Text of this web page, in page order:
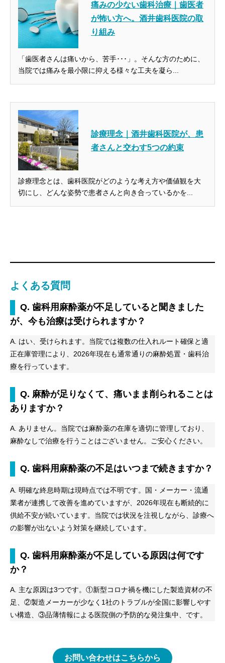
痛みの少ない歯科治療｜歯医者
が怖い方へ。酒井歯科医院の取
り組み
「歯医者さんは痛いから、苦手･･･」。そんな方のために、
当院では痛みを最小限に抑える様々な工夫を凝ら...
診療理念｜酒井歯科医院が、患
者さんと交わす5つの約束
診療理念とは、歯科医院がどのような考え方や価値観を大
切にし、どんな姿勢で患者さんと向き合っているかを...
よくある質問
Q. 歯科用麻酔薬が不足していると聞きました
が、今も治療は受けられますか？
A. はい、受けられます。当院では複数の仕入れルート確保と適
正在庫管理により、2026年現在も通常通りの麻酔処置・歯科治
療を行っています。
Q. 麻酔が足りなくて、痛いまま削られることは
ありますか？
A. ありません。当院では麻酔薬の在庫を適切に管理しており、
麻酔なしで治療を行うことはございません。ご安心ください。
Q. 歯科用麻酔薬の不足はいつまで続きますか？
A. 明確な終息時期は現時点では不明です。国・メーカー・流通
業者が連携して改善を進めていますが、2026年現在も断続的に
供給不安が続いています。当院では状況を注視しながら、診療へ
の影響が出ないよう対策を継続しています。
Q. 歯科用麻酔薬が不足している原因は何です
か？
A. 主な原因は3つです。①新型コロナ禍を機にした製造資材の不
足、②製造メーカーが少なく1社のトラブルが全国に影響しやす
い構造、③品薄情報による医院側の予防的な発注集中、です。
お問い合わせはこちらから